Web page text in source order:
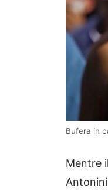
Bufera in
Mentre